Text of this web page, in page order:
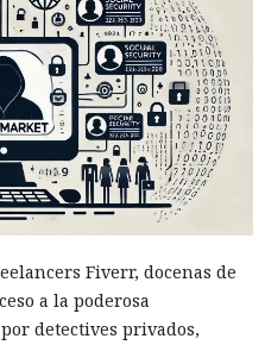
Fiverr, docenas de
a la poderosa
detectives privados,